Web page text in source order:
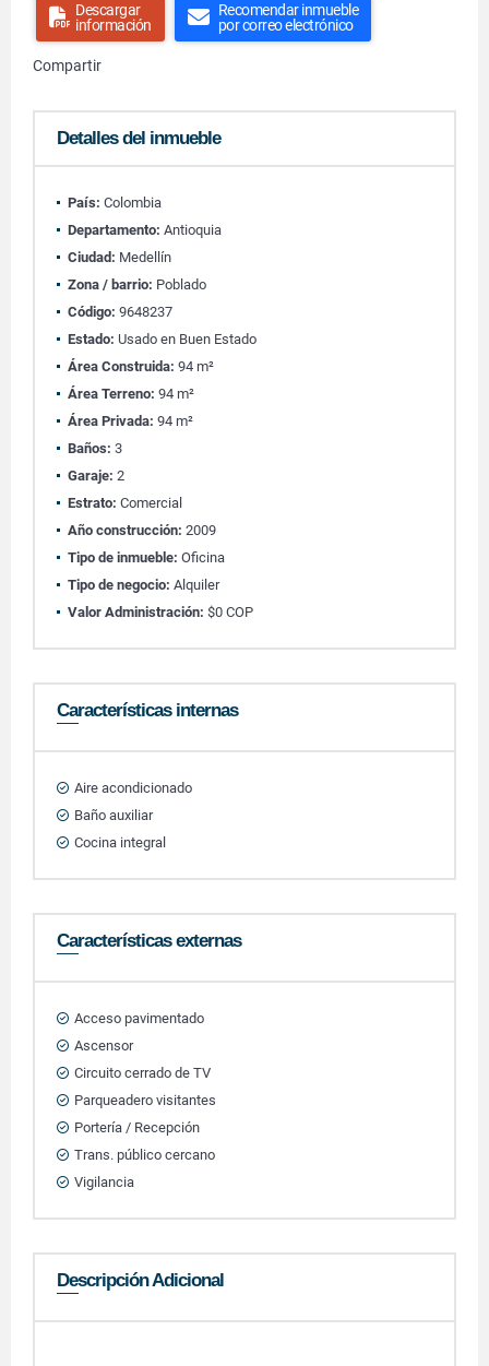
Descargar
información
Recomendar inmueble
por correo electrónico
Compartir
Detalles del inmueble
País: Colombia
Departamento: Antioquia
Ciudad: Medellín
Zona / barrio: Poblado
Código: 9648237
Estado: Usado en Buen Estado
Área Construida: 94 m²
Área Terreno: 94 m²
Área Privada: 94 m²
Baños: 3
Garaje: 2
Estrato: Comercial
Año construcción: 2009
Tipo de inmueble: Oficina
Tipo de negocio: Alquiler
Valor Administración: $0 COP
Características internas
Aire acondicionado
Baño auxiliar
Cocina integral
Características externas
Acceso pavimentado
Ascensor
Circuito cerrado de TV
Parqueadero visitantes
Portería / Recepción
Trans. público cercano
Vigilancia
Descripción Adicional